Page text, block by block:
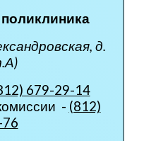
д.
)
679-29-14
- (812)